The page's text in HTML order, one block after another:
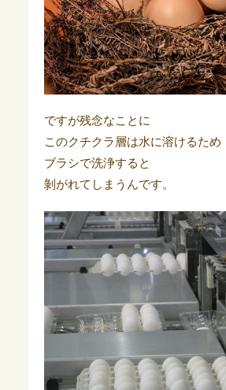
ですが残念なことに
このクチクラ層は水に溶けるため
ブラシで洗浄すると
剝がれてしまうんです。